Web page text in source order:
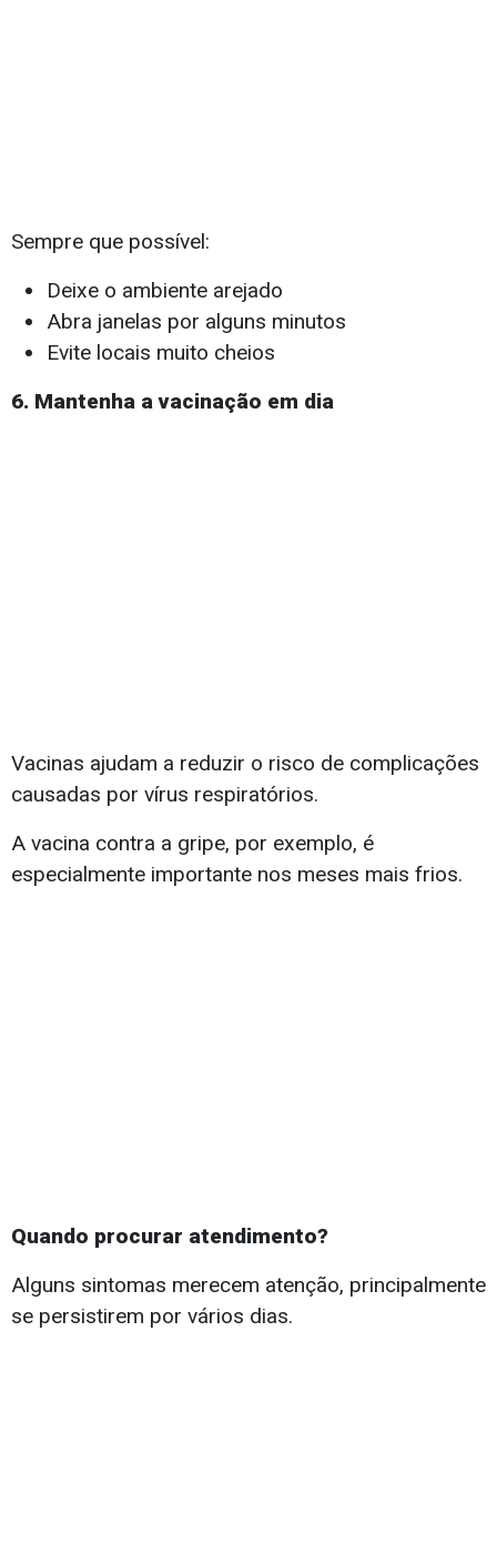
Sempre que possível:
Deixe o ambiente arejado
Abra janelas por alguns minutos
Evite locais muito cheios
6. Mantenha a vacinação em dia
Vacinas ajudam a reduzir o risco de complicações
causadas por vírus respiratórios.
A vacina contra a gripe, por exemplo, é
especialmente importante nos meses mais frios.
Quando procurar atendimento?
Alguns sintomas merecem atenção, principalmente
se persistirem por vários dias.